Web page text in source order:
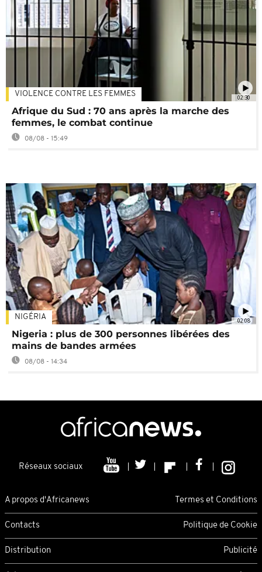
02:30
VIOLENCE CONTRE LES FEMMES
Afrique du Sud : 70 ans après la marche des
femmes, le combat continue
08/08 - 15:49
02:08
NIGÉRIA
Nigeria : plus de 300 personnes libérées des
mains de bandes armées
08/08 - 14:34
Réseaux sociaux
A propos d'Africanews Termes et Conditions
Contacts Politique de Cookie
Distribution Publicité